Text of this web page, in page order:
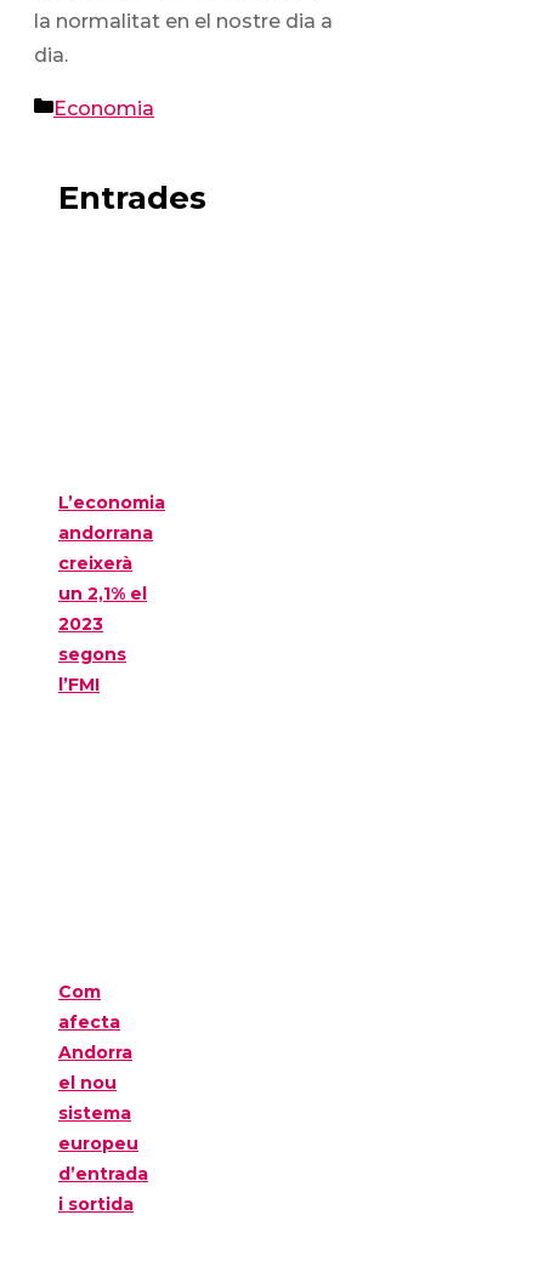
la normalitat en el nostre dia a
dia.
Categories
Economia
Entrades
L’economia
andorrana
creixerà
un 2,1% el
2023
segons
l’FMI
Com
afecta
Andorra
el nou
sistema
europeu
d’entrada
i sortida